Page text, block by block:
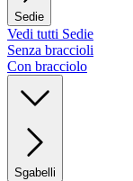
Sedie
Vedi tutti Sedie
Senza braccioli
Con bracciolo
Sgabelli